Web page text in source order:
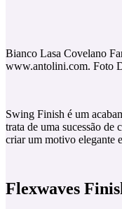
Bianco Lasa Covelano
www.antolini.com. Foto
Swing Finish é um
trata de uma sucessão de
criar um motivo elegante
Flexwaves